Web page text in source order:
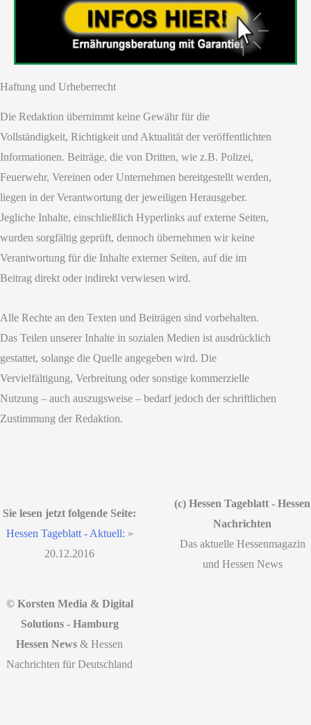
Haftung und Urheberrecht
Die Redaktion übernimmt keine Gewähr für die
Vollständigkeit, Richtigkeit und Aktualität der veröffentlichten
Informationen. Beiträge, die von Dritten, wie z.B. Polizei,
Feuerwehr, Vereinen oder Unternehmen bereitgestellt werden,
liegen in der Verantwortung der jeweiligen Herausgeber.
Jegliche Inhalte, einschließlich Hyperlinks auf externe Seiten,
wurden sorgfältig geprüft, dennoch übernehmen wir keine
Verantwortung für die Inhalte externer Seiten, auf die im
Beitrag direkt oder indirekt verwiesen wird.
Alle Rechte an den Texten und Beiträgen sind vorbehalten.
Das Teilen unserer Inhalte in sozialen Medien ist ausdrücklich
gestattet, solange die Quelle angegeben wird. Die
Vervielfältigung, Verbreitung oder sonstige kommerzielle
Nutzung – auch auszugsweise – bedarf jedoch der schriftlichen
Zustimmung der Redaktion.
Sie lesen jetzt folgende Seite:
Hessen Tageblatt - Aktuell: »
20.12.2016
(c) Hessen Tageblatt - Hessen
Nachrichten
Das aktuelle Hessenmagazin
und Hessen News
© Korsten Media & Digital
Solutions - Hamburg
Hessen News & Hessen
Nachrichten für Deutschland